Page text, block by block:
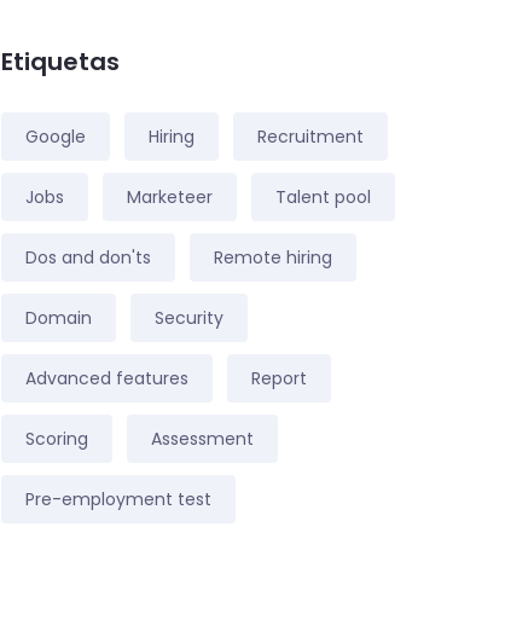
Etiquetas
Google Hiring Recruitment
Jobs Marketeer Talent pool
Dos and don'ts Remote hiring
Domain Security
Advanced features Report
Scoring Assessment
Pre-employment test